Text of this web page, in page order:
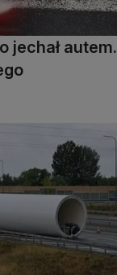
jechał autem.